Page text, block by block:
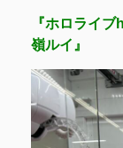
『ホロライ
嶺ルイ』